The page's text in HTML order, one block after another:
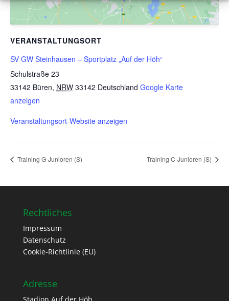
VERANSTALTUNGSORT
SV GW Steinhausen – Sportplatz „Auf der Höh“
Schulstraße 23
33142 Büren, NRW 33142 Deutschland Google Karte
anzeigen
Veranstaltungsort-Website anzeigen
Training G-Junioren (S) Training C-Junioren (S)
Rechtliches
Impressum
Datenschutz
Cookie-Richtlinie (EU)
Adresse
Stadion Auf der Höh